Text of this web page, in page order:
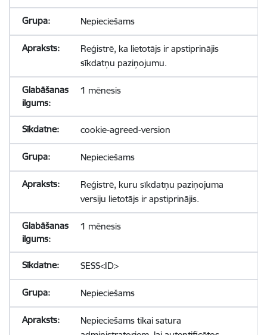
Nepieciešams
Reģistrē, ka lietotājs ir apstiprinājis
sīkdatņu paziņojumu.
1 mēnesis
cookie-agreed-version
Nepieciešams
Reģistrē, kuru sīkdatņu paziņojuma
versiju lietotājs ir apstiprinājis.
1 mēnesis
SESS<ID>
Nepieciešams
Nepieciešams tikai satura